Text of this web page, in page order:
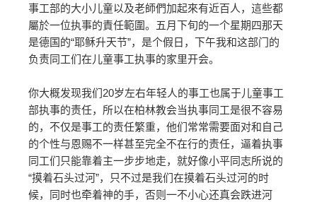
事工部的大小儿童以及老師們加起來有近百人，這些都
屬於一位执事的責任範圍。五月下旬的一个星期四那天
是德国的“耶稣升天节”，是个假日，下午我和这部门的
负责同工们在儿童事工执事的家里开会。
你大概发现我们20岁左右年轻人的事工也属于儿童事工
部执事的责任，所以在柏林教会当执事同工是很不容易
的，不仅是事工的责任繁重，他们常常需要面对和自己
的个性与恩赐不一样甚至完全不在行的责任，逼着执事
同工们只能靠着主一步步地走，就好像小平同志所说的
“摸着石头过河”，只不过是我们在摸着石头过河的时
候，同时也牵着神的手，否则一不小心还真会跌进河